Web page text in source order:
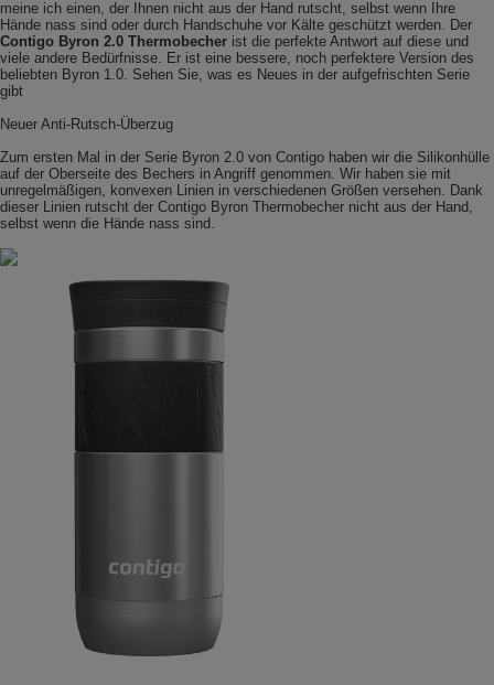
meine ich einen, der Ihnen nicht aus der Hand rutscht, selbst wenn Ihre
Hände nass sind oder durch Handschuhe vor Kälte geschützt werden. Der
Contigo Byron 2.0 Thermobecher ist die perfekte Antwort auf diese und
viele andere Bedürfnisse. Er ist eine bessere, noch perfektere Version des
beliebten Byron 1.0. Sehen Sie, was es Neues in der aufgefrischten Serie
gibt
Neuer Anti-Rutsch-Überzug
Zum ersten Mal in der Serie Byron 2.0 von Contigo haben wir die Silikonhülle
auf der Oberseite des Bechers in Angriff genommen. Wir haben sie mit
unregelmäßigen, konvexen Linien in verschiedenen Größen versehen. Dank
dieser Linien rutscht der Contigo Byron Thermobecher nicht aus der Hand,
selbst wenn die Hände nass sind.